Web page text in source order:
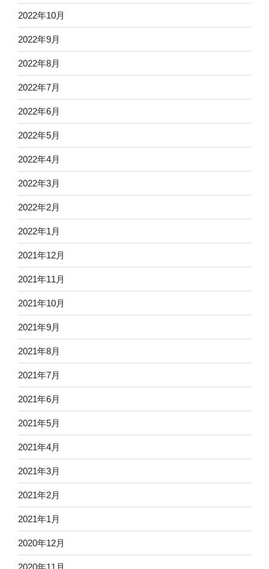
2022年10月
2022年9月
2022年8月
2022年7月
2022年6月
2022年5月
2022年4月
2022年3月
2022年2月
2022年1月
2021年12月
2021年11月
2021年10月
2021年9月
2021年8月
2021年7月
2021年6月
2021年5月
2021年4月
2021年3月
2021年2月
2021年1月
2020年12月
2020年11月